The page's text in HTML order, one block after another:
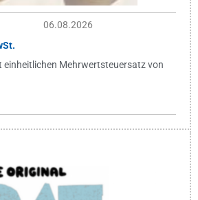
06.08.2026
einheitlichen Mehrwertsteuersatz von